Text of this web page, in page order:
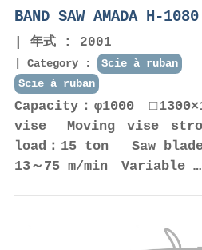
BAND SAW AMADA H-1080
年式 : 2001
Category :
Scie à ruban
Scie à ruban
Capacity：φ1000
vise Moving vise
load：15 ton Saw
13～75 m/min Variable …